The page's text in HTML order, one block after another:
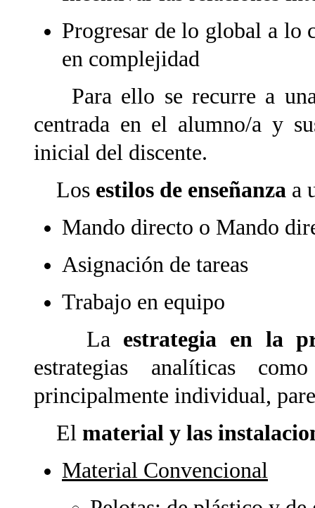
Progresar de lo global a lo
en complejidad
Para ello se recurre a una
centrada en el alumno/a y
inicial del discente.
Los estilos de enseñanza a
Mando directo o Mando
Asignación de tareas
Trabajo en equipo
La estrategia en la
estrategias analíticas
principalmente individual,
El material y las
Material Convencional